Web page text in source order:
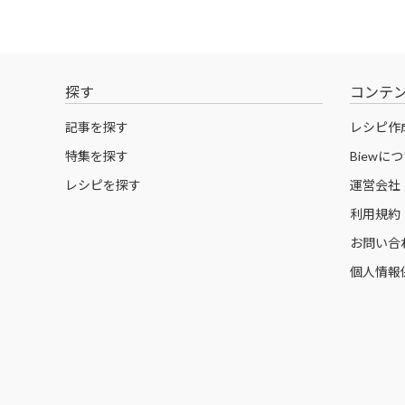
探す
記事を探す
特集を探す
レシピを探す
コンテ
レシピ作
Biewにつ
運営会社
利用規約
お問い合
個人情報